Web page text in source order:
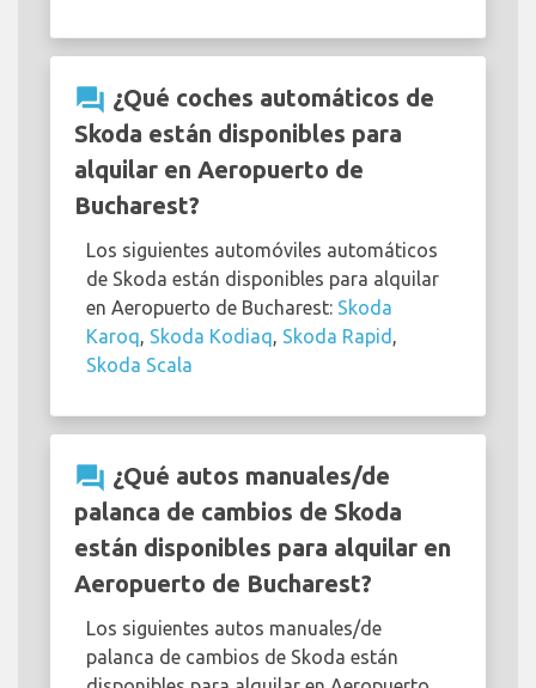
question_answer ¿Qué coches automáticos de
Skoda están disponibles para
alquilar en Aeropuerto de
Bucharest?
Los siguientes automóviles automáticos
de Skoda están disponibles para alquilar
en Aeropuerto de Bucharest: Skoda
Karoq, Skoda Kodiaq, Skoda Rapid ,
Skoda Scala
question_answer ¿Qué autos manuales/de
palanca de cambios de Skoda
están disponibles para alquilar en
Aeropuerto de Bucharest?
Los siguientes autos manuales/de
palanca de cambios de Skoda están